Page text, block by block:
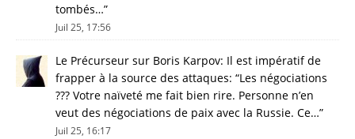
tombés…”
Juil 25, 17:56
Le Précurseur sur Boris Karpov: Il est impératif de
frapper à la source des attaques: “Les négociations
??? Votre naïveté me fait bien rire. Personne n’en
veut des négociations de paix avec la Russie. Ce…”
Juil 25, 16:17